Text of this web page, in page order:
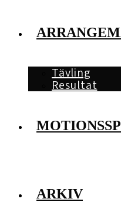
Tävling
Resultat
ARKIV